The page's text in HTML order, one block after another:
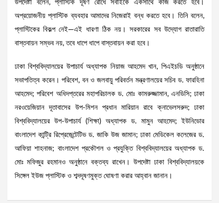
উপদেষ্টা বলেন, প্লাস্টিক দূষণ রোধে সবাইকে একসাথে কাজ করতে হবে।
অপ্রয়োজনীয় প্লাস্টিক ব্যবহার আমাদের নিজেরাই বন্ধ করতে হবে। তিনি বলেন,
প্লাস্টিকের বিকল্প নেই—এই ধারণা ঠিক নয়। সরকারের সব উদ্যোগ রাতারাতি
বাস্তবায়ন সম্ভব নয়, তবে ধাপে ধাপে বাস্তবায়ন করা হবে।
ঢাকা বিশ্ববিদ্যালয়ের উপাচার্য অধ্যাপক নিয়াজ আহমেদ খান, পিএইচডি অনুষ্ঠানে
সভাপতিত্ব করেন। পরিবেশ, বন ও জলবায়ু পরিবর্তন মন্ত্রণালয়ের সচিব ড. ফারহিনা
আহমেদ; পরিবেশ অধিদপ্তরের মহাপরিচালক ড. মোঃ কামরুজ্জামান, এনডিসি; ঢাকা
নরওয়েজিয়ান দূতাবাসের উপ-মিশন প্রধান মারিয়ান রাবে ক্নাভেলসরুদ; ঢাকা
বিশ্ববিদ্যালয়ের উপ-উপাচার্য (শিক্ষা) অধ্যাপক ড. মামুন আহমেদ; ইউনিডোর
বাংলাদেশ কান্ট্রি রিপ্রেজেন্টেটিভ ড. জাকি উজ জামান; ঢাকা মেডিকেল কলেজের ড.
আফিয়া শাহনাজ; বাংলাদেশ প্রকৌশল ও প্রযুক্তি বিশ্ববিদ্যালয়ের অধ্যাপক ড.
মোঃ মফিজুর রহমানও অনুষ্ঠানে বক্তব্য রাখেন। উপদেষ্টা ঢাকা বিশ্ববিদ্যালয়কে
সিঙ্গেল ইউজ প্লাস্টিক ও শব্দদূষণমুক্ত ঘোষণা করার আহ্বান জানান।